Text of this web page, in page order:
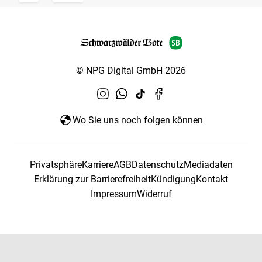
© NPG Digital GmbH 2026
Wo Sie uns noch folgen können
PrivatsphäreKarriereAGBDatenschutzMediadaten
Erklärung zur BarrierefreiheitKündigungKontakt
ImpressumWiderruf